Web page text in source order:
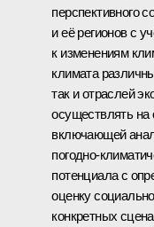
перспективного
и её регионов с
к изменениям
климата
так и отраслей
осуществлять на
включающей
погодно-
потенциала с
оценку
конкретных